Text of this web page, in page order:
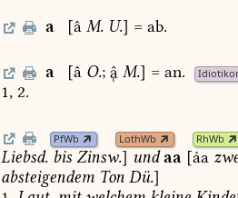
a [â M.U.] =ab.
a [â O.; M.] =an.
1, 2.
PfWb LothWb RhWb
Liebsd. bis Zinsw.] und aa [áa
absteigendem Ton Dü.]